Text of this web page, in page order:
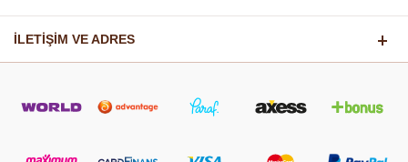
İLETİŞİM VE ADRES